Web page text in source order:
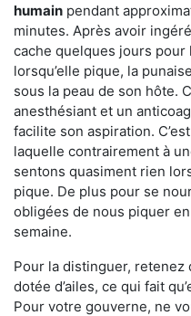
humain pendant
minutes. Après avoir
cache quelques jours
lorsqu’elle pique, la
sous la peau de son hôte.
anesthésiant et un
facilite son aspiration.
laquelle contrairement à
sentons quasiment rien
pique. De plus pour se
obligées de nous piquer
semaine.
Pour la distinguer, retenez
dotée d’ailes, ce qui fait
Pour votre gouverne, ne